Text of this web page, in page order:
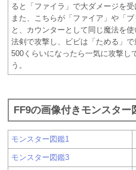
ると「ファイラ」で大ダメージを受
また、こちらが「ファイア」や「
と、カウンターとして同じ魔法を
法剣で攻撃し、ビビは「ためる」
500くらいになったら一気に攻撃し
う。
FF9の画像付きモンスター
モンスター図鑑1
モンスター図鑑3